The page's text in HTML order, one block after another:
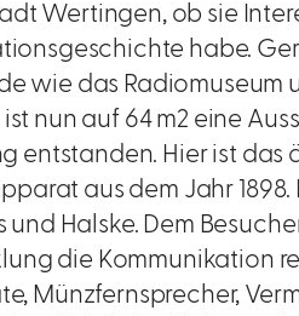
Wertingen, ob sie
habe.
wie das Radiomuseum
nun auf 64 m2 eine
entstanden. Hier ist das
aus dem Jahr 1898.
Halske. Dem
die Kommunikation
Münzfernsprecher,